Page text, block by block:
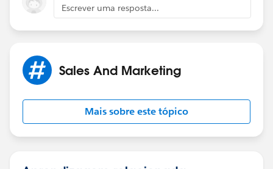
Escrever uma resposta...
Sales And Marketing
Mais sobre este tópico